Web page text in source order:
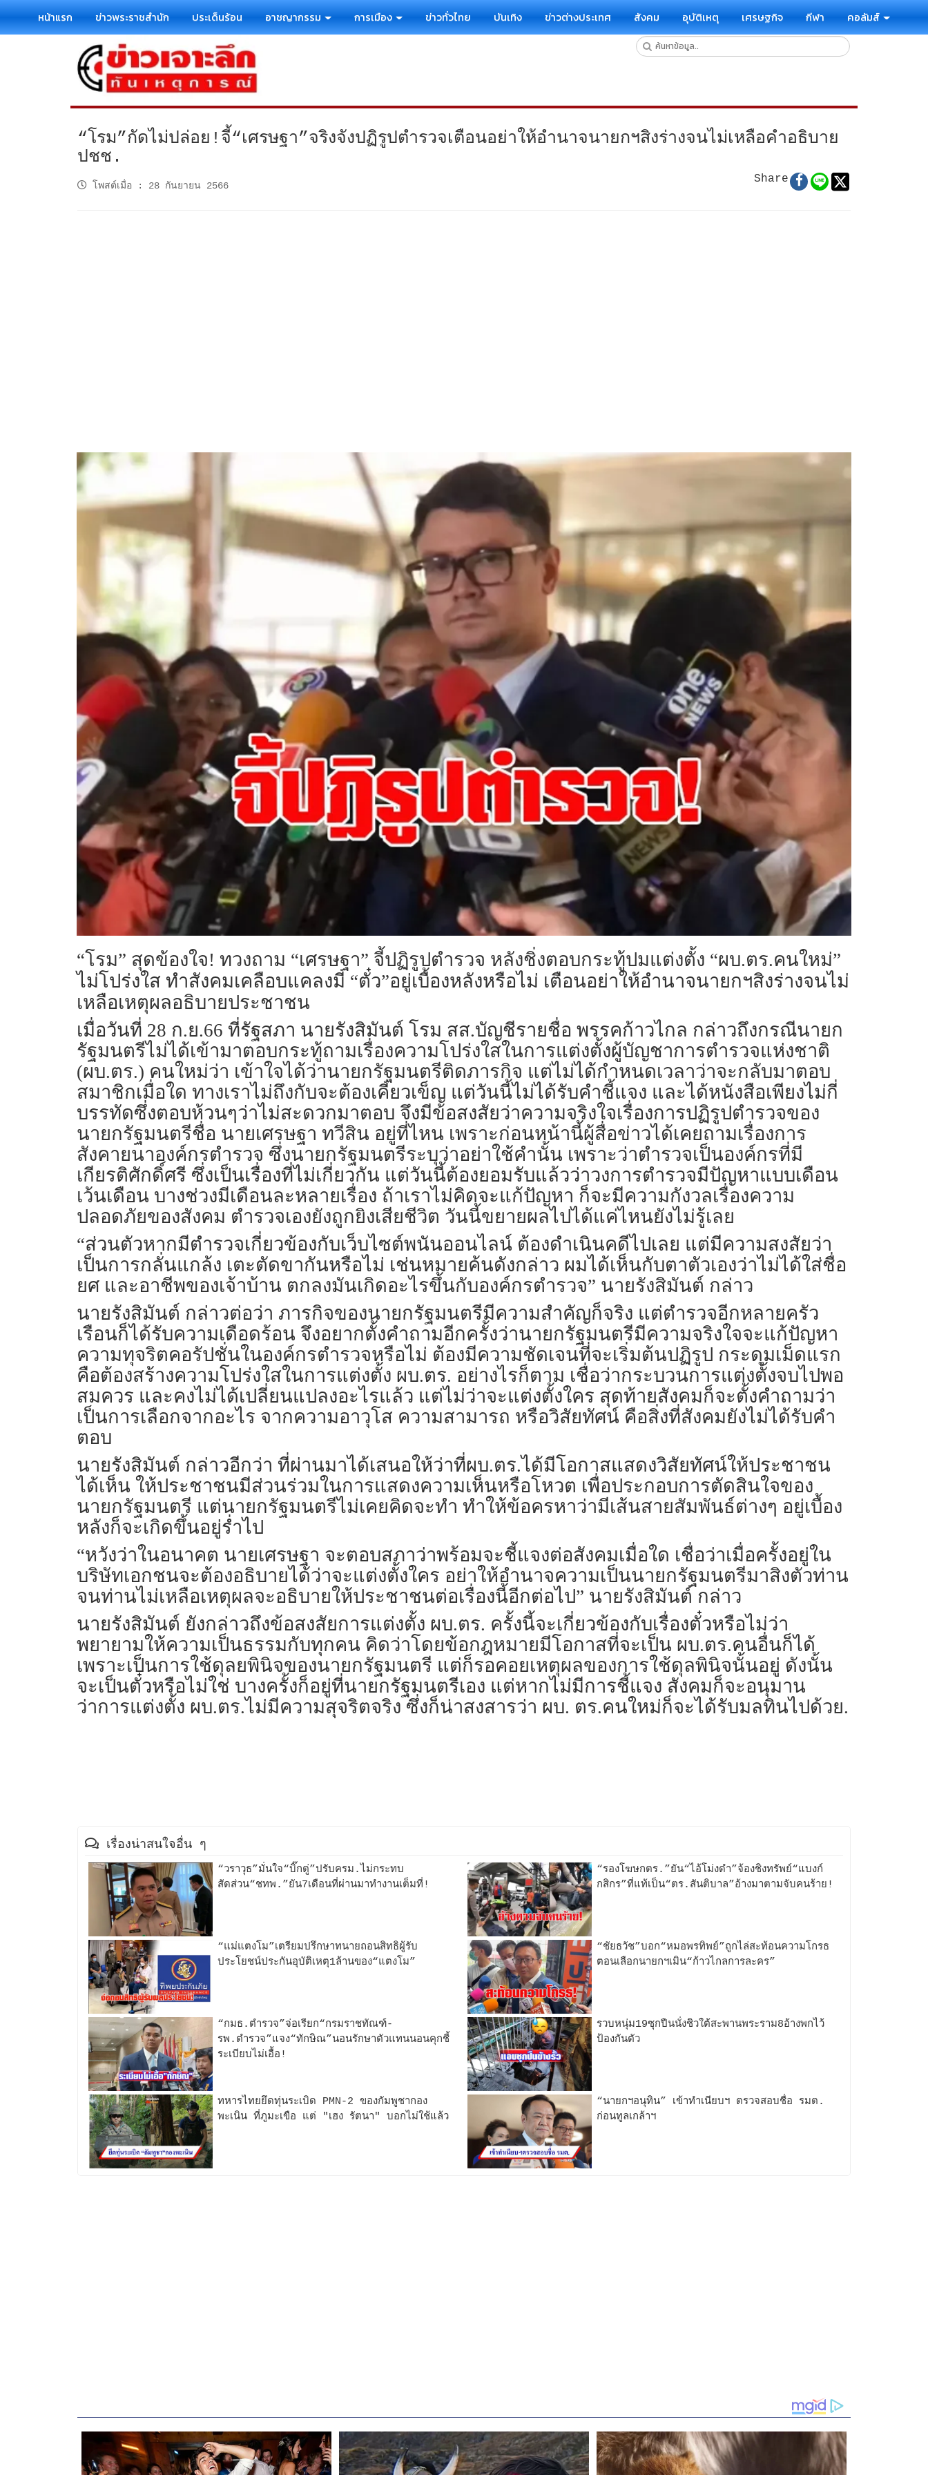
หน้าแรก ข่าวพระราชสำนัก ประเด็นร้อน อาชญากรรม การเมือง ข่าวทั่วไทย บันเทิง ข่าวต่างประเทศ สังคม อุบัติเหตุ เศรษฐกิจ กีฬา คอลัมส์
“โรม”กัดไม่ปล่อย!จี้“เศรษฐา”จริงจังปฏิรูปตำรวจเตือนอย่าให้อำนาจนายกฯสิงร่างจนไม่เหลือคำอธิบาย
ปชช.
โพสต์เมื่อ : 28 กันยายน 2566
Share
“โรม” สุดข้องใจ! ทวงถาม “เศรษฐา” จี้ปฏิรูปตำรวจ หลังชิ่งตอบกระทู้ปมแต่งตั้ง “ผบ.ตร.คนใหม่”
ไม่โปร่งใส ทำสังคมเคลือบแคลงมี “ตั๋ว”อยู่เบื้องหลังหรือไม่ เตือนอย่าให้อำนาจนายกฯสิงร่างจนไม่
เหลือเหตุผลอธิบายประชาชน
เมื่อวันที่ 28 ก.ย.66 ที่รัฐสภา นายรังสิมันต์ โรม สส.บัญชีรายชื่อ พรรคก้าวไกล กล่าวถึงกรณีนายก
รัฐมนตรีไม่ได้เข้ามาตอบกระทู้ถามเรื่องความโปร่งใสในการแต่งตั้งผู้บัญชาการตำรวจแห่งชาติ
(ผบ.ตร.) คนใหม่ว่า เข้าใจได้ว่านายกรัฐมนตรีติดภารกิจ แต่ไม่ได้กำหนดเวลาว่าจะกลับมาตอบ
สมาชิกเมื่อใด ทางเราไม่ถึงกับจะต้องเคี่ยวเข็ญ แต่วันนี้ไม่ได้รับคำชี้แจง และได้หนังสือเพียงไม่กี่
บรรทัดซึ่งตอบห้วนๆว่าไม่สะดวกมาตอบ จึงมีข้อสงสัยว่าความจริงใจเรื่องการปฏิรูปตำรวจของ
นายกรัฐมนตรีชื่อ นายเศรษฐา ทวีสิน อยู่ที่ไหน เพราะก่อนหน้านี้ผู้สื่อข่าวได้เคยถามเรื่องการ
สังคายนาองค์กรตำรวจ ซึ่งนายกรัฐมนตรีระบุว่าอย่าใช้คำนั้น เพราะว่าตำรวจเป็นองค์กรที่มี
เกียรติศักดิ์ศรี ซึ่งเป็นเรื่องที่ไม่เกี่ยวกัน แต่วันนี้ต้องยอมรับแล้วว่าวงการตำรวจมีปัญหาแบบเดือน
เว้นเดือน บางช่วงมีเดือนละหลายเรื่อง ถ้าเราไม่คิดจะแก้ปัญหา ก็จะมีความกังวลเรื่องความ
ปลอดภัยของสังคม ตำรวจเองยังถูกยิงเสียชีวิต วันนี้ขยายผลไปได้แค่ไหนยังไม่รู้เลย
“ส่วนตัวหากมีตำรวจเกี่ยวข้องกับเว็บไซต์พนันออนไลน์ ต้องดำเนินคดีไปเลย แต่มีความสงสัยว่า
เป็นการกลั่นแกล้ง เตะตัดขากันหรือไม่ เช่นหมายค้นดังกล่าว ผมได้เห็นกับตาตัวเองว่าไม่ได้ใส่ชื่อ
ยศ และอาชีพของเจ้าบ้าน ตกลงมันเกิดอะไรขึ้นกับองค์กรตำรวจ” นายรังสิมันต์ กล่าว
นายรังสิมันต์ กล่าวต่อว่า ภารกิจของนายกรัฐมนตรีมีความสำคัญก็จริง แต่ตำรวจอีกหลายครัว
เรือนก็ได้รับความเดือดร้อน จึงอยากตั้งคำถามอีกครั้งว่านายกรัฐมนตรีมีความจริงใจจะแก้ปัญหา
ความทุจริตคอรัปชั่นในองค์กรตำรวจหรือไม่ ต้องมีความชัดเจนที่จะเริ่มต้นปฏิรูป กระดุมเม็ดแรก
คือต้องสร้างความโปร่งใสในการแต่งตั้ง ผบ.ตร. อย่างไรก็ตาม เชื่อว่ากระบวนการแต่งตั้งจบไปพอ
สมควร และคงไม่ได้เปลี่ยนแปลงอะไรแล้ว แต่ไม่ว่าจะแต่งตั้งใคร สุดท้ายสังคมก็จะตั้งคำถามว่า
เป็นการเลือกจากอะไร จากความอาวุโส ความสามารถ หรือวิสัยทัศน์ คือสิ่งที่สังคมยังไม่ได้รับคำ
ตอบ
นายรังสิมันต์ กล่าวอีกว่า ที่ผ่านมาได้เสนอให้ว่าที่ผบ.ตร.ได้มีโอกาสแสดงวิสัยทัศน์ให้ประชาชน
ได้เห็น ให้ประชาชนมีส่วนร่วมในการแสดงความเห็นหรือโหวต เพื่อประกอบการตัดสินใจของ
นายกรัฐมนตรี แต่นายกรัฐมนตรีไม่เคยคิดจะทำ ทำให้ข้อครหาว่ามีเส้นสายสัมพันธ์ต่างๆ อยู่เบื้อง
หลังก็จะเกิดขึ้นอยู่ร่ำไป
“หวังว่าในอนาคต นายเศรษฐา จะตอบสภาว่าพร้อมจะชี้แจงต่อสังคมเมื่อใด เชื่อว่าเมื่อครั้งอยู่ใน
บริษัทเอกชนจะต้องอธิบายได้ว่าจะแต่งตั้งใคร อย่าให้อำนาจความเป็นนายกรัฐมนตรีมาสิงตัวท่าน
จนท่านไม่เหลือเหตุผลจะอธิบายให้ประชาชนต่อเรื่องนี้อีกต่อไป” นายรังสิมันต์ กล่าว
นายรังสิมันต์ ยังกล่าวถึงข้อสงสัยการแต่งตั้ง ผบ.ตร. ครั้งนี้จะเกี่ยวข้องกับเรื่องตั๋วหรือไม่ว่า
พยายามให้ความเป็นธรรมกับทุกคน คิดว่าโดยข้อกฎหมายมีโอกาสที่จะเป็น ผบ.ตร.คนอื่นก็ได้
เพราะเป็นการใช้ดุลยพินิจของนายกรัฐมนตรี แต่ก็รอคอยเหตุผลของการใช้ดุลพินิจนั้นอยู่ ดังนั้น
จะเป็นตั๋วหรือไม่ใช่ บางครั้งก็อยู่ที่นายกรัฐมนตรีเอง แต่หากไม่มีการชี้แจง สังคมก็จะอนุมาน
ว่าการแต่งตั้ง ผบ.ตร.ไม่มีความสุจริตจริง ซึ่งก็น่าสงสารว่า ผบ. ตร.คนใหม่ก็จะได้รับมลทินไปด้วย.
เรื่องน่าสนใจอื่น ๆ
“วราวุธ”มั่นใจ“บิ๊กตู่”ปรับครม.ไม่กระทบ
สัดส่วน“ชทพ.”ยัน7เดือนที่ผ่านมาทำงานเต็มที่!
“รองโฆษกตร.”ยัน“ไอ้โม่งดำ”จ้องชิงทรัพย์“แบงก์
กสิกร”ที่แท้เป็น“ตร.สันติบาล”อ้างมาตามจับคนร้าย!
“แม่แตงโม”เตรียมปรึกษาทนายถอนสิทธิผู้รับ
ประโยชน์ประกันอุบัติเหตุ1ล้านของ“แตงโม”
“ชัยธวัช”บอก“หมอพรทิพย์”ถูกไล่สะท้อนความโกรธ
ตอนเลือกนายกฯเมิน“ก้าวไกลการละคร”
“กมธ.ตำรวจ”จ่อเรียก“กรมราชทัณฑ์-
รพ.ตำรวจ”แจง“ทักษิณ”นอนรักษาตัวแทนนอนคุกชี้
ระเบียบไม่เอื้อ!
รวบหนุ่ม19ซุกปืนนั่งชิวใต้สะพานพระราม8อ้างพกไว้
ป้องกันตัว
ทหารไทยยึดทุ่นระเบิด PMN-2 ของกัมพูชากอง
พะเนิน ที่ภูมะเขือ แต่ "เฮง รัตนา" บอกไม่ใช้แล้ว
“นายกฯอนุทิน” เข้าทำเนียบฯ ตรวจสอบชื่อ รมต.
ก่อนทูลเกล้าฯ